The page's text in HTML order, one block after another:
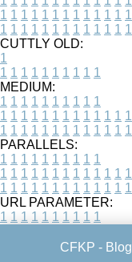
1 1 1 1 1 1 1 1 1 1 1 1 1
1 1 1 1 1 1 1 1 1 1 1 1 1
CUTTLY OLD:
1
1 1 1 1 1 1 1 1 1 1
MEDIUM:
1 1 1 1 1 1 1 1 1 1
1 1 1 1 1 1 1 1 1 1 1 1 1
1 1 1 1 1 1 1 1 1 1 1 1 1
PARALLELS:
1 1 1 1 1 1 1 1 1 1
1 1 1 1 1 1 1 1 1 1 1 1 1
1 1 1 1 1 1 1 1 1 1 1 1 1
URL PARAMETER:
1 1 1 1 1 1 1 1 1 1
CFKP - Blog